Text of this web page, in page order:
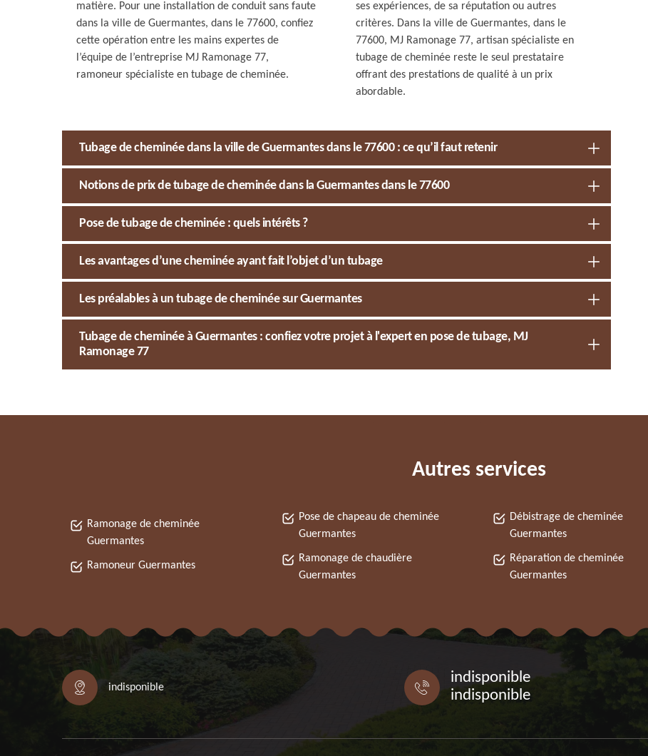
matière. Pour une installation de conduit sans faute
dans la ville de Guermantes, dans le 77600, confiez
cette opération entre les mains expertes de
l’équipe de l’entreprise MJ Ramonage 77,
ramoneur spécialiste en tubage de cheminée.
ses expériences, de sa réputation ou autres
critères. Dans la ville de Guermantes, dans le
77600, MJ Ramonage 77, artisan spécialiste en
tubage de cheminée reste le seul prestataire
offrant des prestations de qualité à un prix
abordable.
Tubage de cheminée dans la ville de Guermantes dans le 77600 : ce qu’il faut retenir
Notions de prix de tubage de cheminée dans la Guermantes dans le 77600
Pose de tubage de cheminée : quels intérêts ?
Les avantages d’une cheminée ayant fait l’objet d’un tubage
Les préalables à un tubage de cheminée sur Guermantes
Tubage de cheminée à Guermantes : confiez votre projet à l'expert en pose de tubage, MJ
Ramonage 77
Autres services
Ramonage de cheminée
Guermantes
Ramoneur Guermantes
Pose de chapeau de cheminée
Guermantes
Ramonage de chaudière
Guermantes
Débistrage de cheminée
Guermantes
Réparation de cheminée
Guermantes
indisponible
indisponible
indisponible